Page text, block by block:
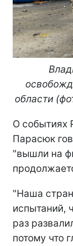
области
О событиях
Парасюк
"вышли на
"Наша
испытаний,
раз
потому что